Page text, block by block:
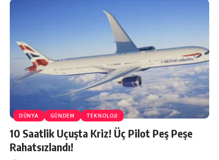
DÜNYA GÜNDEM TEKNOLOJI
10 Saatlik Uçuşta Kriz! Üç Pilot Peş Peşe
Rahatsızlandı!